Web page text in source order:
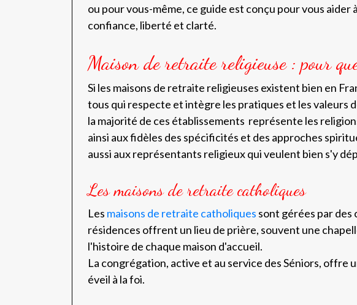
ou pour vous-même, ce guide est conçu pour vous
confiance, liberté et clarté.
Maison de retraite religieuse : pour
Si les maisons de retraite religieuses existent bien en
tous qui respecte et intègre les pratiques et les valeurs
la majorité de ces établissements représente les
ainsi aux fidèles des spécificités et des approches
aussi aux représentants religieux qui veulent bien s'y
Les maisons de retraite catholiques
Les maisons de retraite catholiques sont gérées par
résidences offrent un lieu de prière, souvent une
l'histoire de chaque maison d'accueil.
La congrégation, active et au service des Séniors,
éveil à la foi.